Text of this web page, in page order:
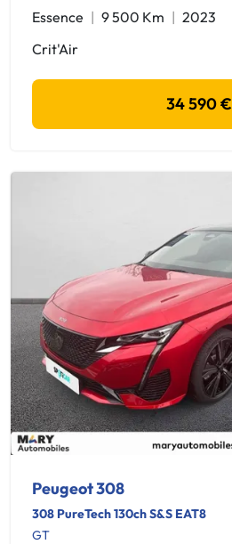
Essence 9 500 Km
2023
Crit'Air
34 590 €
Peugeot 308
308 PureTech 130ch S&S EAT8
GT